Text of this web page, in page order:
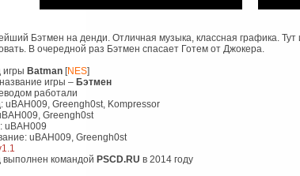
Бэтмен на денди. Отличная музыка, классная графика.
В очередной раз Бэтмен спасает Готем от Джокера.
игры Batman [NES]
игры – Бэтмен
работали
uBAH009, Greengh0st, Kompressor
Greengh0st
uBAH009
uBAH009, Greengh0st
выполнен командой PSCD.RU в 2014 году